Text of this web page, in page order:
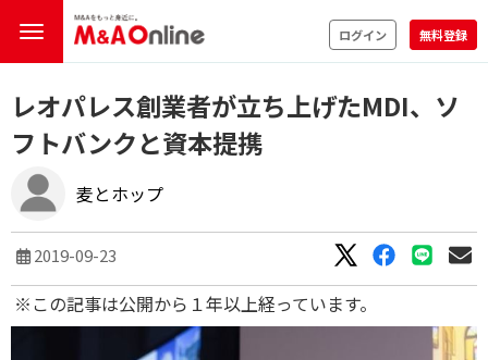
ログイン 無料登録
レオパレス創業者が立ち上げたMDI、ソ
フトバンクと資本提携
麦とホップ
2019-09-23
※この記事は公開から１年以上経っています。